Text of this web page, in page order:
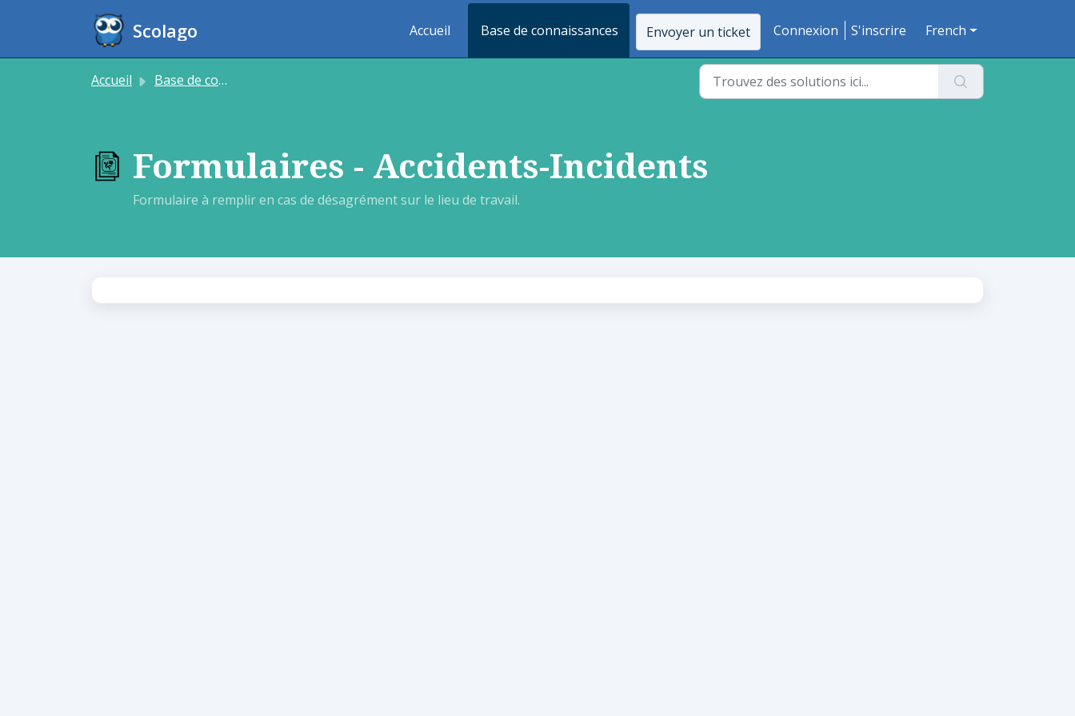
Scolago Accueil Base de connaissances Envoyer un ticket Connexion S'inscrire French
Accueil Base de connaissances
Formulaires - Accidents-Incidents
Formulaire à remplir en cas de désagrément sur le lieu de travail.